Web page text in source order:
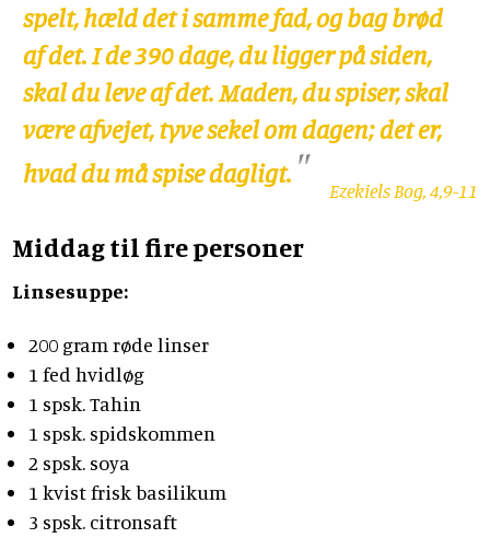
spelt, hæld det i samme fad, og bag brød
af det. I de 390 dage, du ligger på siden,
skal du leve af det. Maden, du spiser, skal
være afvejet, tyve sekel om dagen; det er,
hvad du må spise dagligt.
Ezekiels Bog, 4,9-11
Middag til fire personer
Linsesuppe:
200 gram røde linser
1 fed hvidløg
1 spsk. Tahin
1 spsk. spidskommen
2 spsk. soya
1 kvist frisk basilikum
3 spsk. citronsaft